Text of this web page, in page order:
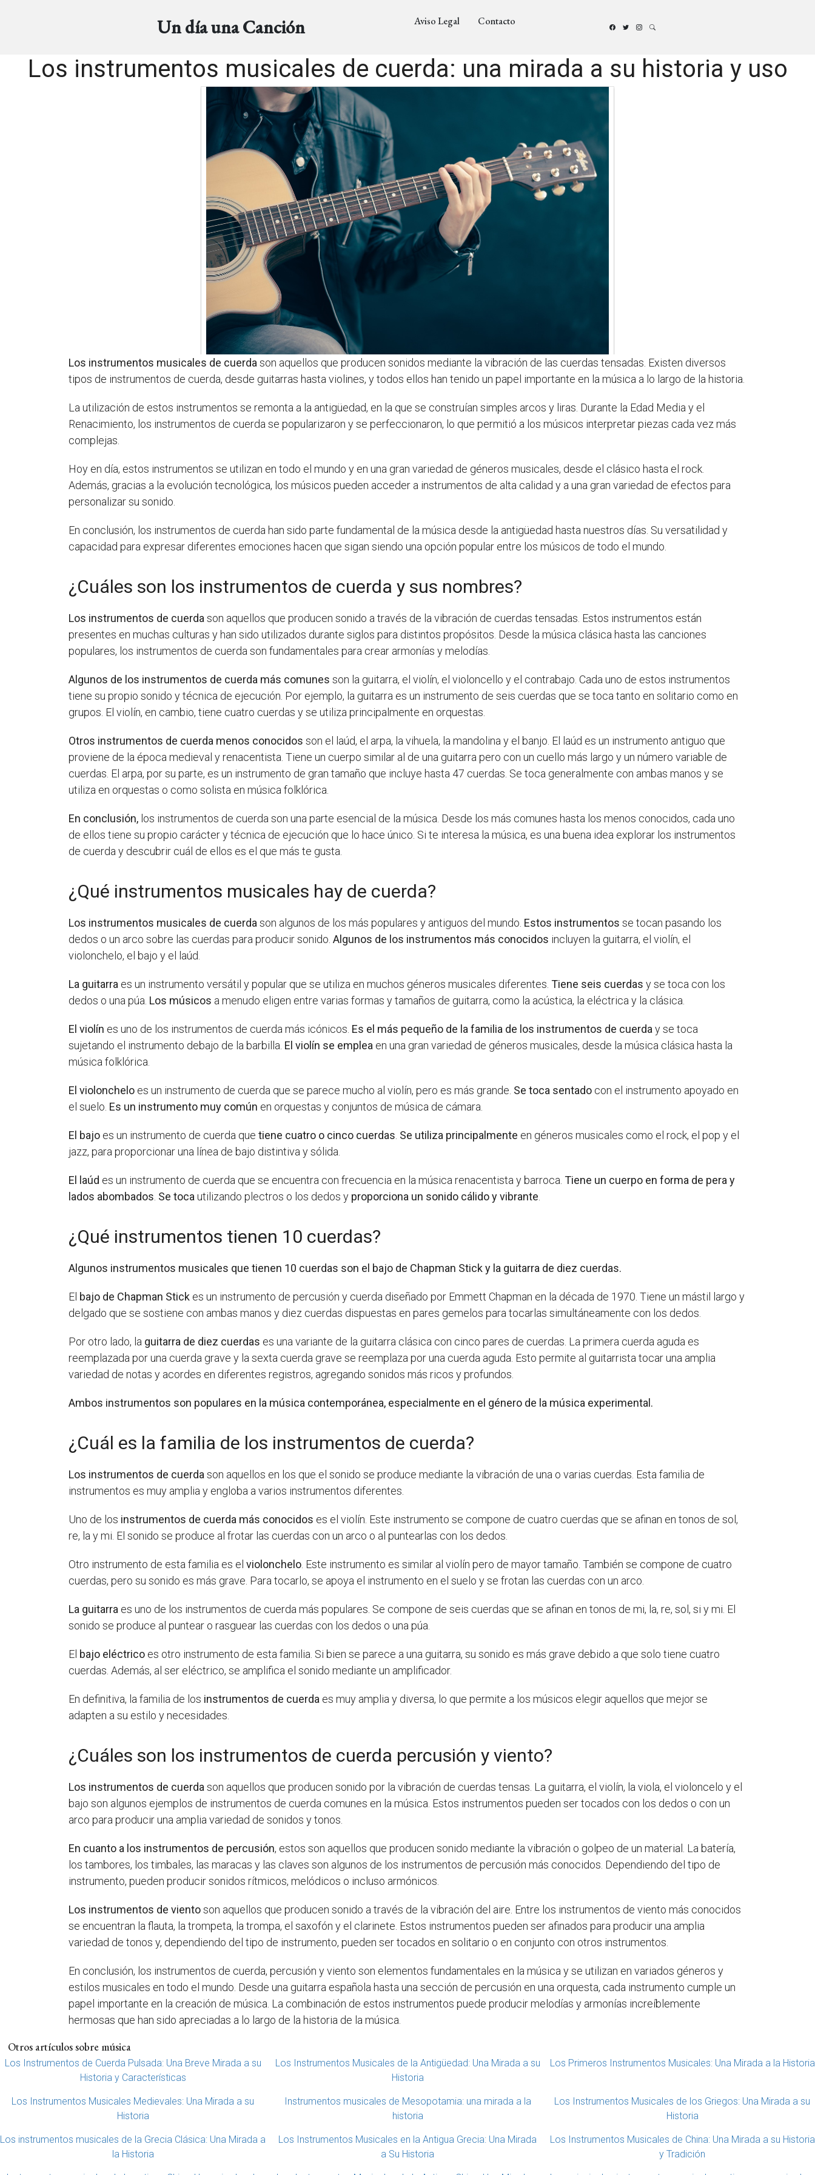
Un día una Canción Aviso Legal Contacto
Los instrumentos musicales de cuerda: una mirada a su historia y uso
Los instrumentos musicales de cuerdason aquellos que producen sonidos mediante la vibración de las cuerdas tensadas. Existen diversos
tipos de instrumentos de cuerda, desde guitarras hasta violines, y todos ellos han tenido un papel importante en la música a lo largo de la historia.
La utilización de estos instrumentos se remonta a la antigüedad, en la que se construían simples arcos y liras. Durante la Edad Media y el
Renacimiento, los instrumentos de cuerda se popularizaron y se perfeccionaron, lo que permitió a los músicos interpretar piezas cada vez más
complejas.
Hoy en día, estos instrumentos se utilizan en todo el mundo y en una gran variedad de géneros musicales, desde el clásico hasta el rock.
Además, gracias a la evolución tecnológica, los músicos pueden acceder a instrumentos de alta calidad y a una gran variedad de efectos para
personalizar su sonido.
En conclusión, los instrumentos de cuerda han sido parte fundamental de la música desde la antigüedad hasta nuestros días. Su versatilidad y
capacidad para expresar diferentes emociones hacen que sigan siendo una opción popular entre los músicos de todo el mundo.
¿Cuáles son los instrumentos de cuerda y sus nombres?
Los instrumentos de cuerdason aquellos que producen sonido a través de la vibración de cuerdas tensadas. Estos instrumentos están
presentes en muchas culturas y han sido utilizados durante siglos para distintos propósitos. Desde la música clásica hasta las canciones
populares, los instrumentos de cuerda son fundamentales para crear armonías y melodías.
Algunos de los instrumentos de cuerda más comunes son la guitarra, el violín, el violoncello y el contrabajo. Cada uno de estos instrumentos
tiene su propio sonido y técnica de ejecución. Por ejemplo, la guitarra es un instrumento de seis cuerdas que se toca tanto en solitario como en
grupos. El violín, en cambio, tiene cuatro cuerdas y se utiliza principalmente en orquestas.
Otros instrumentos de cuerda menos conocidos son el laúd, el arpa, la vihuela, la mandolina y el banjo. El laúd es un instrumento antiguo que
proviene de la época medieval y renacentista. Tiene un cuerpo similar al de una guitarra pero con un cuello más largo y un número variable de
cuerdas. El arpa, por su parte, es un instrumento de gran tamaño que incluye hasta 47 cuerdas. Se toca generalmente con ambas manos y se
utiliza en orquestas o como solista en música folklórica.
En conclusión, los instrumentos de cuerda son una parte esencial de la música. Desde los más comunes hasta los menos conocidos, cada uno
de ellos tiene su propio carácter y técnica de ejecución que lo hace único. Si te interesa la música, es una buena idea explorar los instrumentos
de cuerda y descubrir cuál de ellos es el que más te gusta.
¿Qué instrumentos musicales hay de cuerda?
Los instrumentos musicales de cuerdason algunos de los más populares y antiguos del mundo. Estos instrumentos se tocan pasando los
dedos o un arco sobre las cuerdas para producir sonido.Algunos de los instrumentos más conocidos incluyen la guitarra, el violín, el
violonchelo, el bajo y el laúd.
La guitarra es un instrumento versátil y popular que se utiliza en muchos géneros musicales diferentes.Tiene seis cuerdas y se toca con los
dedos o una púa. Los músicos a menudo eligen entre varias formas y tamaños de guitarra, como la acústica, la eléctrica y la clásica.
El violín es uno de los instrumentos de cuerda más icónicos. Es el más pequeño de la familia de los instrumentos de cuerday se toca
sujetando el instrumento debajo de la barbilla. El violín se emplea en una gran variedad de géneros musicales, desde la música clásica hasta la
música folklórica.
El violonchelo es un instrumento de cuerda que se parece mucho al violín, pero es más grande. Se toca sentado con el instrumento apoyado en
el suelo. Es un instrumento muy común en orquestas y conjuntos de música de cámara.
El bajo es un instrumento de cuerda quetiene cuatro o cinco cuerdas. Se utiliza principalmente en géneros musicales como el rock, el pop y el
jazz, para proporcionar una línea de bajo distintiva y sólida.
El laúd es un instrumento de cuerda que se encuentra con frecuencia en la música renacentista y barroca.Tiene un cuerpo en forma de pera y
lados abombados. Se tocautilizando plectros o los dedos y proporciona un sonido cálido y vibrante.
¿Qué instrumentos tienen 10 cuerdas?
Algunos instrumentos musicales que tienen 10 cuerdas son el bajo de Chapman Stick y la guitarra de diez cuerdas.
El bajo de Chapman Stick es un instrumento de percusión y cuerda diseñado por Emmett Chapman en la década de 1970. Tiene un mástil largo y
delgado que se sostiene con ambas manos y diez cuerdas dispuestas en pares gemelos para tocarlas simultáneamente con los dedos.
Por otro lado, la guitarra de diez cuerdas es una variante de la guitarra clásica con cinco pares de cuerdas. La primera cuerda aguda es
reemplazada por una cuerda grave y la sexta cuerda grave se reemplaza por una cuerda aguda. Esto permite al guitarrista tocar una amplia
variedad de notas y acordes en diferentes registros, agregando sonidos más ricos y profundos.
Ambos instrumentos son populares en la música contemporánea, especialmente en el género de la música experimental.
¿Cuál es la familia de los instrumentos de cuerda?
Los instrumentos de cuerdason aquellos en los que el sonido se produce mediante la vibración de una o varias cuerdas. Esta familia de
instrumentos es muy amplia y engloba a varios instrumentos diferentes.
Uno de los instrumentos de cuerda más conocidos es el violín. Este instrumento se compone de cuatro cuerdas que se afinan en tonos de sol,
re, la y mi. El sonido se produce al frotar las cuerdas con un arco o al puntearlas con los dedos.
Otro instrumento de esta familia es elviolonchelo. Este instrumento es similar al violín pero de mayor tamaño. También se compone de cuatro
cuerdas, pero su sonido es más grave. Para tocarlo, se apoya el instrumento en el suelo y se frotan las cuerdas con un arco.
La guitarra es uno de los instrumentos de cuerda más populares. Se compone de seis cuerdas que se afinan en tonos de mi, la, re, sol, si y mi. El
sonido se produce al puntear o rasguear las cuerdas con los dedos o una púa.
El bajo eléctrico es otro instrumento de esta familia. Si bien se parece a una guitarra, su sonido es más grave debido a que solo tiene cuatro
cuerdas. Además, al ser eléctrico, se amplifica el sonido mediante un amplificador.
En definitiva, la familia de los instrumentos de cuerda es muy amplia y diversa, lo que permite a los músicos elegir aquellos que mejor se
adapten a su estilo y necesidades.
¿Cuáles son los instrumentos de cuerda percusión y viento?
Los instrumentos de cuerdason aquellos que producen sonido por la vibración de cuerdas tensas. La guitarra, el violín, la viola, el violoncelo y el
bajo son algunos ejemplos de instrumentos de cuerda comunes en la música. Estos instrumentos pueden ser tocados con los dedos o con un
arco para producir una amplia variedad de sonidos y tonos.
En cuanto a los instrumentos de percusión, estos son aquellos que producen sonido mediante la vibración o golpeo de un material. La batería,
los tambores, los timbales, las maracas y las claves son algunos de los instrumentos de percusión más conocidos. Dependiendo del tipo de
instrumento, pueden producir sonidos rítmicos, melódicos o incluso armónicos.
Los instrumentos de vientoson aquellos que producen sonido a través de la vibración del aire. Entre los instrumentos de viento más conocidos
se encuentran la flauta, la trompeta, la trompa, el saxofón y el clarinete. Estos instrumentos pueden ser afinados para producir una amplia
variedad de tonos y, dependiendo del tipo de instrumento, pueden ser tocados en solitario o en conjunto con otros instrumentos.
En conclusión, los instrumentos de cuerda, percusión y viento son elementos fundamentales en la música y se utilizan en variados géneros y
estilos musicales en todo el mundo. Desde una guitarra española hasta una sección de percusión en una orquesta, cada instrumento cumple un
papel importante en la creación de música. La combinación de estos instrumentos puede producir melodías y armonías increíblemente
hermosas que han sido apreciadas a lo largo de la historia de la música.
Otros artículos sobre música
Los Instrumentos de Cuerda Pulsada: Una Breve Mirada a su
Historia y Características
Los Instrumentos Musicales de la Antigüedad: Una Mirada a su
Historia
Los Primeros Instrumentos Musicales: Una Mirada a la Historia
Los Instrumentos Musicales Medievales: Una Mirada a su
Historia
Instrumentos musicales de Mesopotamia: una mirada a la
historia
Los Instrumentos Musicales de los Griegos: Una Mirada a su
Historia
Los instrumentos musicales de la Grecia Clásica: Una Mirada a
la Historia
Los Instrumentos Musicales en la Antigua Grecia: Una Mirada
a Su Historia
Los Instrumentos Musicales de China: Una Mirada a su Historia
y Tradición